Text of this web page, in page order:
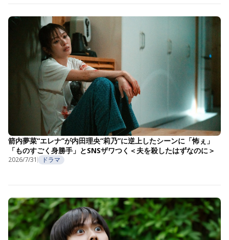
箭内夢菜“エレナ”が内田理央“莉乃”に逆上したシーンに「怖ぇ」
「ものすごく身勝手」とSNSザワつく＜夫を殺したはずなのに＞
2026/7/31 ドラマ